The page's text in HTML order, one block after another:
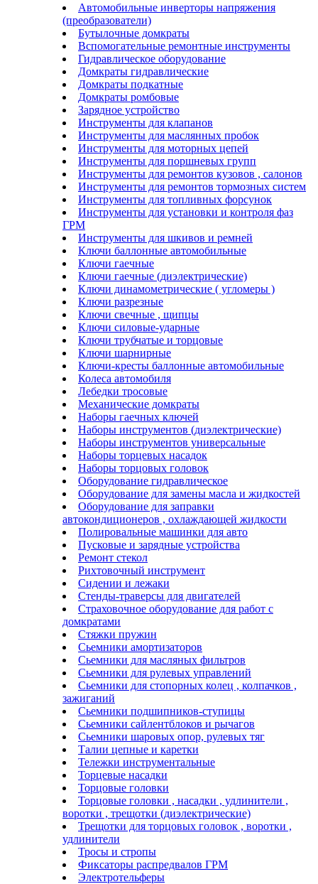
Автомобильные инверторы напряжения
(преобразователи)
Бутылочные домкраты
Вспомогательные ремонтные инструменты
Гидравлическое оборудование
Домкраты гидравлические
Домкраты подкатные
Домкраты ромбовые
Зарядное устройство
Инструменты для клапанов
Инструменты для маслянных пробок
Инструменты для моторных цепей
Инструменты для поршневых групп
Инструменты для ремонтов кузовов , салонов
Инструменты для ремонтов тормозных систем
Инструменты для топливных форсунок
Инструменты для установки и контроля фаз
ГРМ
Инструменты для шкивов и ремней
Ключи баллонные автомобильные
Ключи гаечные
Ключи гаечные (диэлектрические)
Ключи динамометрические ( угломеры )
Ключи разрезные
Ключи свечные , щипцы
Ключи силовые-ударные
Ключи трубчатые и торцовые
Ключи шарнирные
Ключи-кресты баллонные автомобильные
Колеса автомобиля
Лебедки тросовые
Механические домкраты
Наборы гаечных ключей
Наборы инструментов (диэлектрические)
Наборы инструментов универсальные
Наборы торцевых насадок
Наборы торцовых головок
Оборудование гидравлическое
Оборудование для замены масла и жидкостей
Оборудование для заправки
автокондиционеров , охлаждающей жидкости
Полировальные машинки для авто
Пусковые и зарядные устройства
Ремонт стекол
Рихтовочный инструмент
Сидении и лежаки
Стенды-траверсы для двигателей
Страховочное оборудование для работ с
домкратами
Стяжки пружин
Сьемники амортизаторов
Сьемники для масляных фильтров
Сьемники для рулевых управлений
Сьемники для стопорных колец , колпачков ,
зажиганий
Сьемники подшипников-ступицы
Сьемники сайлентблоков и рычагов
Сьемники шаровых опор, рулевых тяг
Талии цепные и каретки
Тележки инструментальные
Торцевые насадки
Торцовые головки
Торцовые головки , насадки , удлинители ,
воротки , трещотки (диэлектрические)
Трещотки для торцовых головок , воротки ,
удлинители
Тросы и стропы
Фиксаторы распредвалов ГРМ
Электротельферы